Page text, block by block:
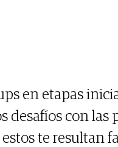
en etapas
desafíos con las
te resultan